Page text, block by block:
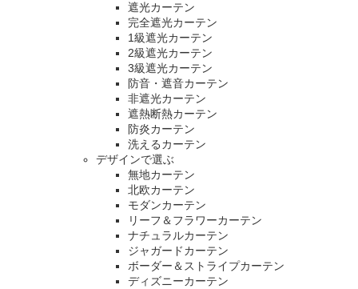
遮光カーテン
完全遮光カーテン
1級遮光カーテン
2級遮光カーテン
3級遮光カーテン
防音・遮音カーテン
非遮光カーテン
遮熱断熱カーテン
防炎カーテン
洗えるカーテン
デザインで選ぶ
無地カーテン
北欧カーテン
モダンカーテン
リーフ＆フラワーカーテン
ナチュラルカーテン
ジャガードカーテン
ボーダー＆ストライプカーテン
ディズニーカーテン